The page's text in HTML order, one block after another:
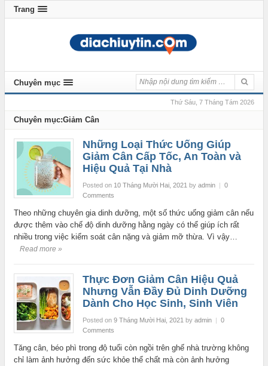
Trang
Chuyên mục
Thứ Sáu, 7 Tháng Tám 2026
Chuyên mục:Giảm Cân
Những Loại Thức Uống Giúp
Giảm Cân Cấp Tốc, An Toàn và
Hiệu Quả Tại Nhà
Posted on 10 Tháng Mười Hai, 2021 by admin | 0
Comments
Theo những chuyên gia dinh dưỡng, một số thức uống giảm cân nếu
được thêm vào chế độ dinh dưỡng hằng ngày có thể giúp ích rất
nhiều trong việc kiểm soát cân nặng và giảm mỡ thừa. Vì vậy…
Read more »
Thực Đơn Giảm Cân Hiệu Quả
Nhưng Vẫn Đầy Đủ Dinh Dưỡng
Dành Cho Học Sinh, Sinh Viên
Posted on 9 Tháng Mười Hai, 2021 by admin | 0
Comments
Tăng cân, béo phì trong độ tuổi còn ngồi trên ghế nhà trường không
chỉ làm ảnh hưởng đến sức khỏe thể chất mà còn ảnh hưởng